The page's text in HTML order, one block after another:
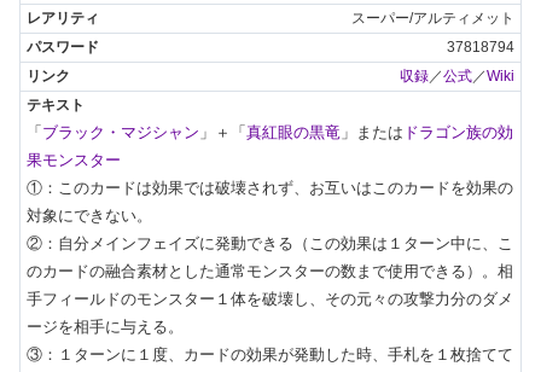
スーパー/アルティメット
37818794
収録／公式／Wiki
「 ブラック・マジシャン 」＋「 真紅眼の黒竜 」または ドラゴン族の効
果モンスター
①：このカードは効果では破壊されず、お互いはこのカードを効果の
対象にできない。
②：自分メインフェイズに発動できる（この効果は１ターン中に、こ
のカードの融合素材とした通常モンスターの数まで使用できる）。相
手フィールドのモンスター１体を破壊し、その元々の攻撃力分のダメ
ージを相手に与える。
③：１ターンに１度、カードの効果が発動した時、手札を１枚捨てて